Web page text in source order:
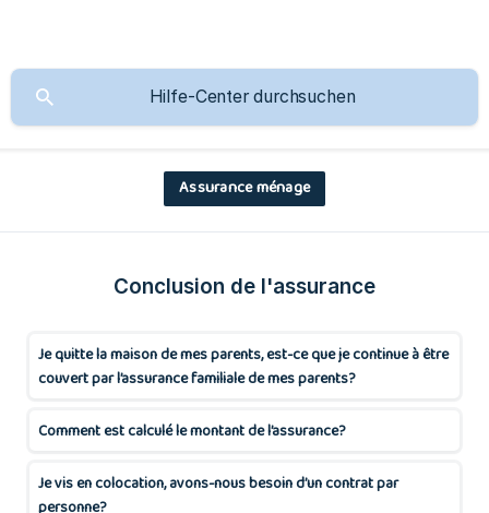
Assurance ménage
Conclusion de l'assurance
Je quitte la maison de mes parents, est-ce que je continue à être
couvert par l’assurance familiale de mes parents?
Comment est calculé le montant de l’assurance?
Je vis en colocation, avons-nous besoin d’un contrat par
personne?